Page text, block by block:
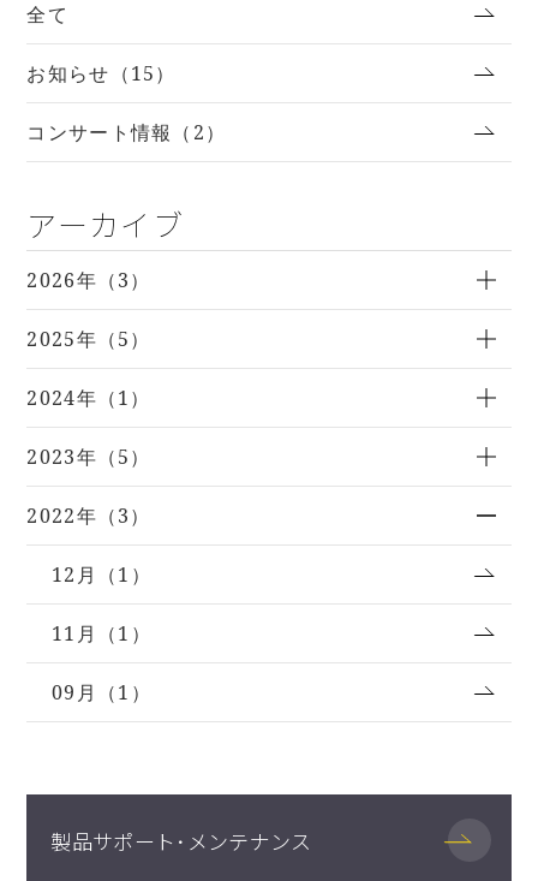
全て
お知らせ（15）
コンサート情報（2）
アーカイブ
2026年（3）
2025年（5）
2024年（1）
2023年（5）
2022年（3）
12月（1）
11月（1）
09月（1）
製品サポート･メンテナンス